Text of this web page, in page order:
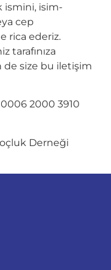
ismini, isim-
cep
rica ederiz.
tarafınıza
de size bu iletişim
0006 2000 3910
Derneği